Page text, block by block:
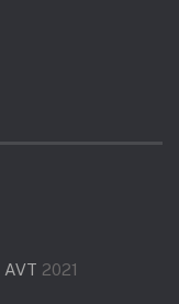
AVT 2021